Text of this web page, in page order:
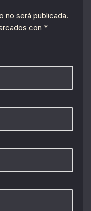
no será publicada.
con *